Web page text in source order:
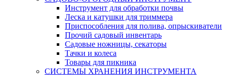
Инструмент для обработки почвы
Леска и катушки для триммера
Приспособления для полива, опрыскиватели
Прочий садовый инвентарь
Садовые ножницы, секаторы
Тачки и колеса
Товары для пикника
СИСТЕМЫ ХРАНЕНИЯ ИНСТРУМЕНТА